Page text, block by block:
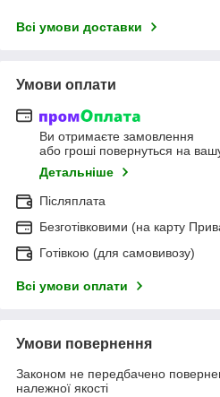
Всі умови доставки
Умови оплати
Ви отримаєте замовлення
або гроші повернуться на
Детальніше
Післяплата
Безготівковими (на карту
Готівкою (для самовивозу)
Всі умови оплати
Умови повернення
Законом не передбачено
належної якості